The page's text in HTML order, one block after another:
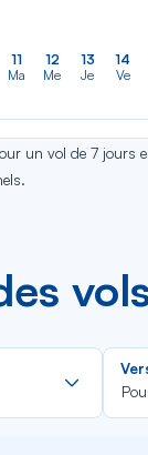
11
Ma
12
Me
13
Je
14
Ve
un vol de 7 jours
dans
la